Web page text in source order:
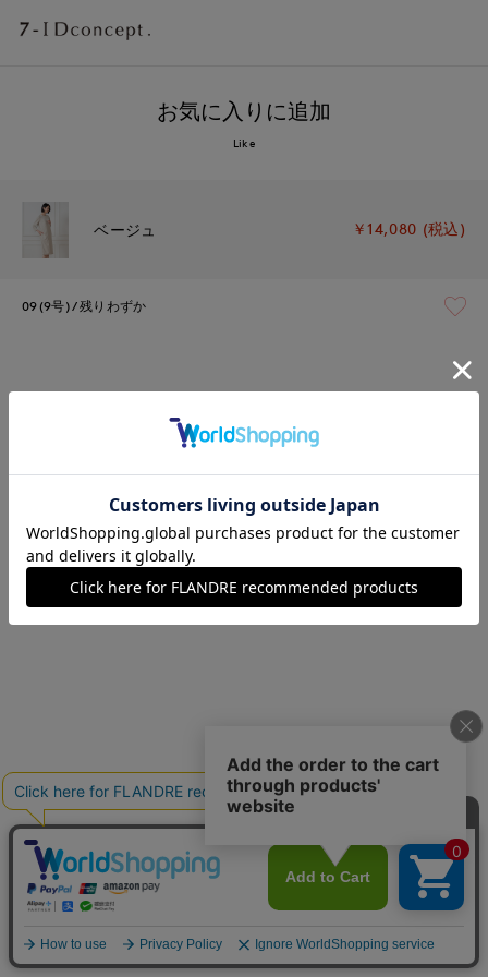
お気に入りに追加
Like
ベージュ ￥14,080 (税込)
09(9号) 残りわずか